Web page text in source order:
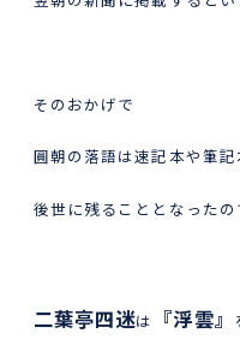
そのおかげで
圓朝の落語は速記本や筆記
後世に残ることとなったの
二葉亭四迷は 『浮雲』